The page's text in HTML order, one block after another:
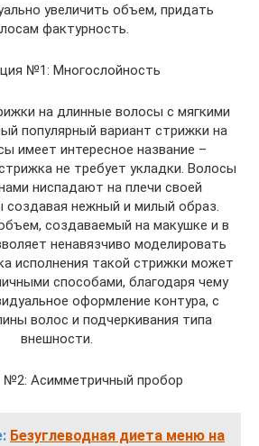
увеличить объем, придать
фактурность.
№1: Многослойность
на длинные волосы с мягкими
популярный вариант стрижки на
имеет интересное название –
не требует укладки. Волосы
ниспадают на плечи своей
создавая нежный и милый образ.
создаваемый на макушке и в
ненавязчиво моделировать
исполнения такой стрижки может
способами, благодаря чему
оформление контура, с
волос и подчеркивания типа
внешности.
№2: Асимметричный пробор
Безуглеводная диета меню на